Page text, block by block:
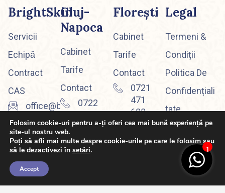
BrightSkin
Servicii
Echipǎ
Contract
CAS
office@brightskin.ro
Cluj-
Napoca
Cabinet
Tarife
Contact
0722
856
Floreşti
Cabinet
Tarife
Contact
0721
471
628
Legal
Termeni &
Condiții
Politica De
Confidențiali
Tate
Copyright © Ne gasesti şi pe social
1
Folosim cookie-uri pentru a-ți oferi cea mai bună experiență pe
site-ul nostru web.
Poți să afli mai multe despre cookie-urile pe care le folosim sau
să le dezactivezi în setări.
Accept